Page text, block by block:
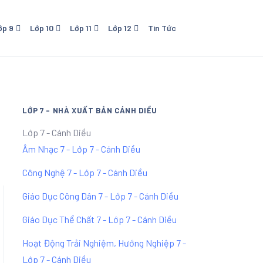
9 Lớp 10 Lớp 11 Lớp 12 Tin Tức
LỚP 7 - NHÀ XUẤT BẢN CÁNH DIỀU
Lớp 7 - Cánh Diều
Âm Nhạc 7 - Lớp 7 - Cánh Diều
Công Nghệ 7 - Lớp 7 - Cánh Diều
Giáo Dục Công Dân 7 - Lớp 7 - Cánh Diều
Giáo Dục Thể Chất 7 - Lớp 7 - Cánh Diều
Hoạt Động Trải Nghiệm, Hướng Nghiệp 7 -
Lớp 7 - Cánh Diều